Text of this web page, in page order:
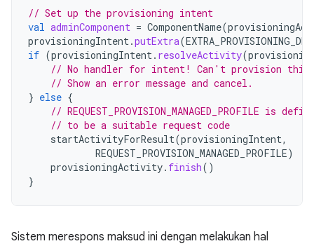
// Set up the provisioning intent
val adminComponent = ComponentName(
provisioningIntent.putExtra(
if (provisioningIntent. resolveActivity(
// No handler for intent! Can't provision this
// Show an error message and cancel.
} else {
// REQUEST_PROVISION_MANAGED_PROFILE is
// to be a suitable request code
startActivityForResult(provisioningIntent,
REQUEST_PROVISION_MANAGED_PROFILE)
provisioningActivity. finish()
}
Sistem merespons maksud ini dengan melakukan hal